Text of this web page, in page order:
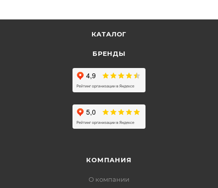
КАТАЛОГ
БРЕНДЫ
КОМПАНИЯ
О компании